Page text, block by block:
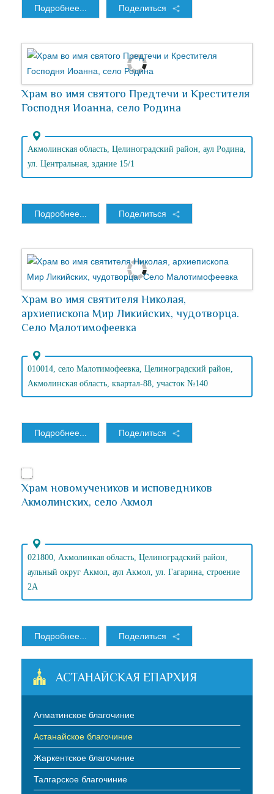
Подробнее... Поделиться
Храм во имя святого Предтечи и Крестителя
Господня Иоанна, село Родина
Акмолинская область, Целиноградский район, аул Родина,
ул. Центральная, здание 15/1
Подробнее... Поделиться
Храм во имя святителя Николая,
архиепископа Мир Ликийских, чудотворца.
Село Малотимофеевка
010014, село Малотимофеевка, Целиноградский район,
Акмолинская область, квартал-88, участок №140
Подробнее... Поделиться
Храм новомучеников и исповедников
Акмолинских, село Акмол
021800, Акмолинкая область, Целиноградский район,
аульный округ Акмол, аул Акмол, ул. Гагарина, строение
2А
Подробнее... Поделиться
АСТАНАЙСКАЯ ЕПАРХИЯ
Алматинское благочиние
Астанайское благочиние
Жаркентское благочиние
Талгарское благочиние